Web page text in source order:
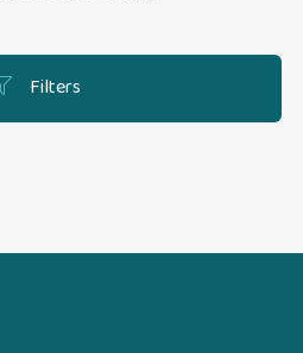
Filters